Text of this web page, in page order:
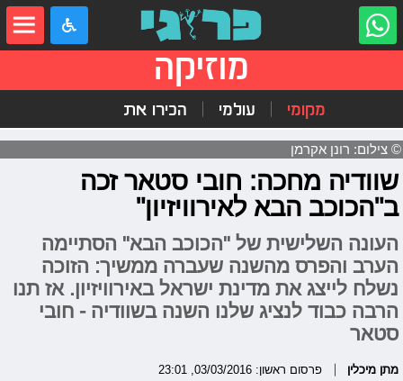
מוזיקה
מקומי עולמי הכירו את
© צילום: רונן אקרמן
שוודיה מחכה: חובי סטאר זכה
ב"הכוכב הבא לאירוויזיון"
העונה השלישית של "הכוכב הבא" הסתיימה
הערב והפרס מהשנה שעברה ממשיך: הזוכה
נשלח לייצג את מדינת ישראל באירוויזיון. אז תנו
הרבה כבוד לנציג שלנו השנה בשוודיה - חובי
סטאר
מתן מיכלין פרסום ראשון: 03/03/2016, 23:01